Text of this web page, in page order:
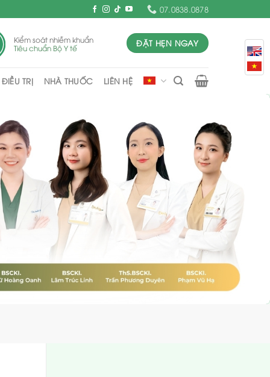
07.0838.0878
Kiểm soát nhiễm khuẩn
Tiêu chuẩn Bộ Y tế
ĐẶT HẸN NGAY
TRỊ NHÀ THUỐC LIÊN HỆ